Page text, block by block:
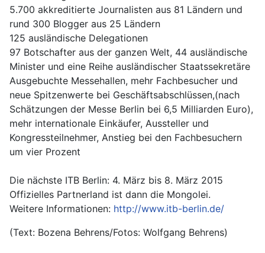
5.700 akkreditierte Journalisten aus 81 Ländern und
rund 300 Blogger aus 25 Ländern
125 ausländische Delegationen
97 Botschafter aus der ganzen Welt, 44 ausländische
Minister und eine Reihe ausländischer Staatssekretäre
Ausgebuchte Messehallen, mehr Fachbesucher und
neue Spitzenwerte bei Geschäftsabschlüssen,(nach
Schätzungen der Messe Berlin bei 6,5 Milliarden Euro),
mehr internationale Einkäufer, Aussteller und
Kongressteilnehmer, Anstieg bei den Fachbesuchern
um vier Prozent
Die nächste ITB Berlin: 4. März bis 8. März 2015
Offizielles Partnerland ist dann die Mongolei.
Weitere Informationen: http://www.itb-berlin.de/
(Text: Bozena Behrens/Fotos: Wolfgang Behrens)